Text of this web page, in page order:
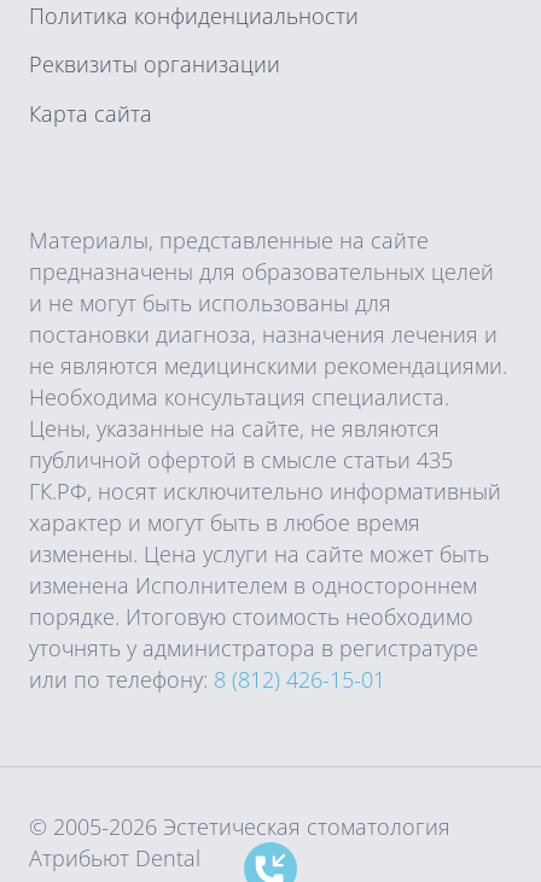
Политика конфиденциальности
Реквизиты организации
Карта сайта
Материалы, представленные на сайте
предназначены для образовательных целей
и не могут быть использованы для
постановки диагноза, назначения лечения и
не являются медицинскими рекомендациями.
Необходима консультация специалиста.
Цены, указанные на сайте, не являются
публичной офертой в смысле статьи 435
ГК.РФ, носят исключительно информативный
характер и могут быть в любое время
изменены. Цена услуги на сайте может быть
изменена Исполнителем в одностороннем
порядке. Итоговую стоимость необходимо
уточнять у администратора в регистратуре
или по телефону: 8 (812) 426-15-01
© 2005-2026 Эстетическая стоматология
Атрибьют Dental